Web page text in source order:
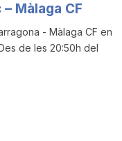
Màlaga CF
- Màlaga CF en
de les 20:50h del